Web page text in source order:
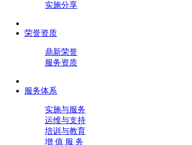
实施分享
荣誉资质
鼎新荣誉
服务资质
服务体系
实施与服务
运维与支持
培训与教育
增 值 服 务